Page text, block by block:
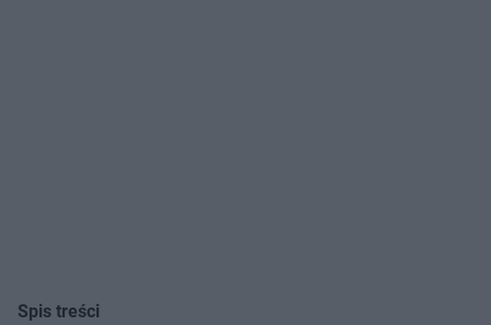
Spis treści